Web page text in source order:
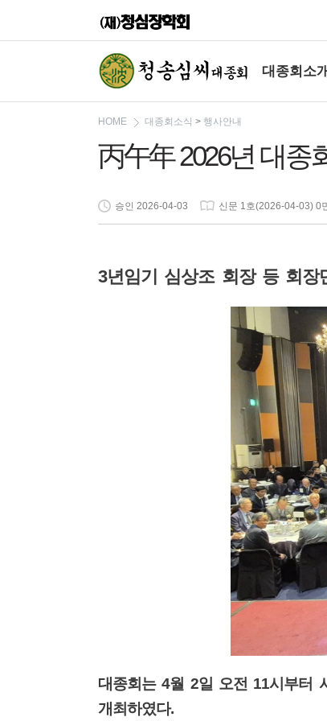
대종회소개
HOME 대종회소식 > 행사안내
丙午年 2026년 대종
승인 2026-04-03 신문 1호(2026-04-03) 0
3년임기 심상조 회장 등 회장
대종회는4월 2일 오전 11시부터
개최하였다.